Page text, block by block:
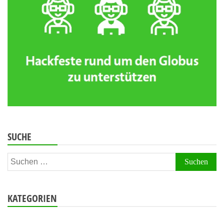
SUCHE
Suchen
nach:
KATEGORIEN